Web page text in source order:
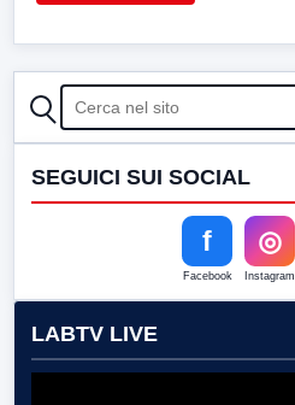
CERCA
SEGUICI SUI SOCIAL
f
Facebook
◎
Instagram
LABTV LIVE